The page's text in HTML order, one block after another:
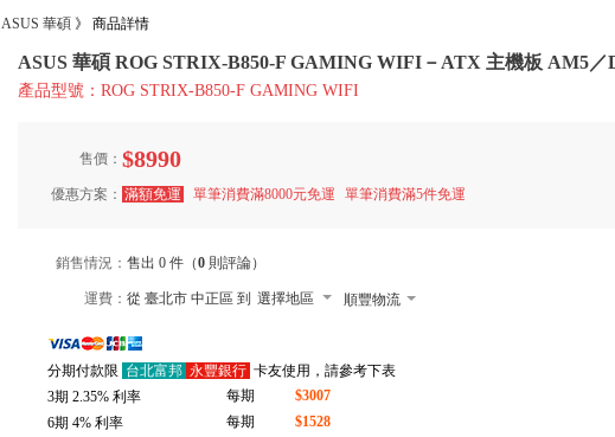
ASUS 華碩 》 商品詳情
ASUS 華碩 ROG STRIX-B850-F GAMING WIFI－ATX 主機板 AM5／
產品型號：ROG STRIX-B850-F GAMING WIFI
售價： $8990
優惠方案： 滿額免運 單筆消費滿8000元免運 單筆消費滿5件免運
銷售情況： 售出 0 件（0 則評論）
運費： 從 臺北市 中正區 到 選擇地區 順豐物流
郵局
分期付款限 台北富邦 永豐銀行 卡友使用，請參考下表
3期 2.35% 利率 每期
$3007
6期 4% 利率 每期
$1528